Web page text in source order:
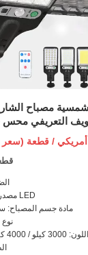
التعريفي محس
في الهواء
200
مصدر الضوء: مصباح LED
مادة جسم المصباح:
/ 6500 كيلو